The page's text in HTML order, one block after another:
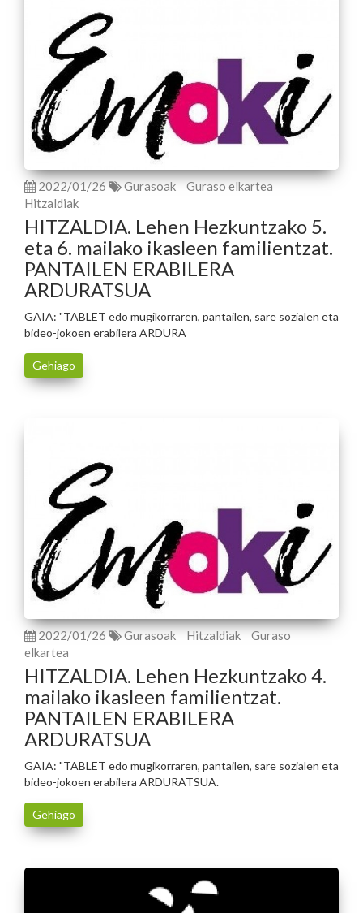
2022/01/26 Gurasoak
Guraso elkartea
Hitzaldiak
HITZALDIA. Lehen Hezkuntzako 5.
eta 6. mailako ikasleen familientzat.
PANTAILEN ERABILERA
ARDURATSUA
GAIA: "TABLET edo mugikorraren, pantailen, sare sozialen eta
bideo-jokoen erabilera ARDURA
Gehiago
2022/01/26 Gurasoak Hitzaldiak
Guraso
elkartea
HITZALDIA. Lehen Hezkuntzako 4.
mailako ikasleen familientzat.
PANTAILEN ERABILERA
ARDURATSUA
GAIA: "TABLET edo mugikorraren, pantailen, sare sozialen eta
bideo-jokoen erabilera ARDURATSUA.
Gehiago